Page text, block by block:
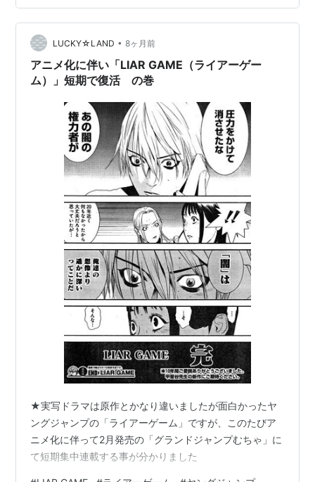
レスに呼び出したアツコに夫殺しを問い詰め、白状させ
るも「アツコの海外逃亡について行く」と言い出す。 感
想 絵がカッコよくタイトルに惹かれて読んでみると “ほ
とんど喋ったことのない腐れ縁が、旦那からDVを受けて
おり「なんか違う」とその…
LUCKY☆LAND • 8ヶ月前
アニメ化に伴い「LIAR GAME（ライアーゲー
ム）」短期で復活 の巻
★実写ドラマは原作とかなり違いましたが面白かったヤ
ングジャンプの「ライアーゲーム」ですが、このたびア
ニメ化に伴って2月発売の「グランドジャンプむちゃ」に
て短期集中連載する事が分かりました